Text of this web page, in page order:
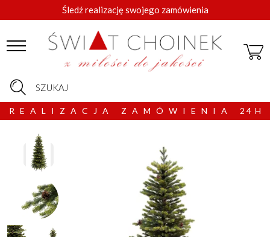
SZUKAJ
Śledź realizację swojego zamówienia
R E A L I Z A C J A Z A M Ó W I E N I A 2 4 H